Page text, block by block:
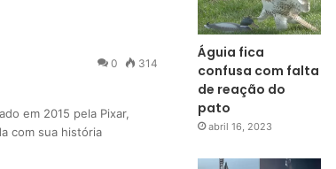
0 314
em 2015 pela Pixar,
com sua história
Águia fica
confusa com falta
de reação do
pato
abril 16, 2023